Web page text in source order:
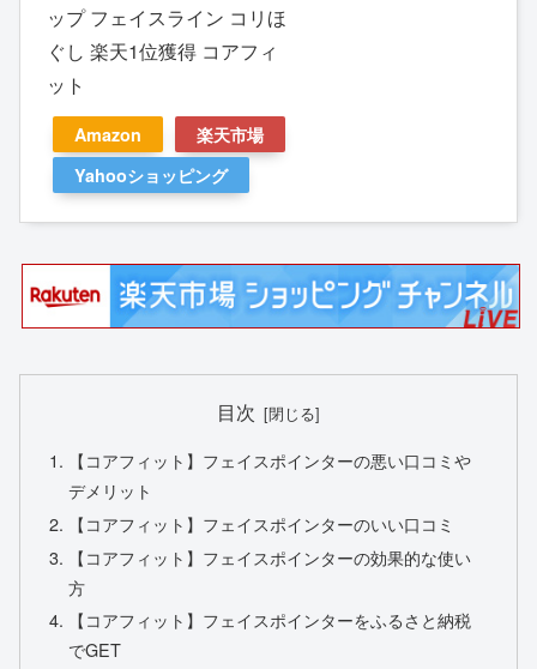
ップ フェイスライン コリほ
ぐし 楽天1位獲得 コアフィ
ット
Amazon
楽天市場
Yahooショッピング
目次
【コアフィット】フェイスポインターの悪い口コミや
デメリット
【コアフィット】フェイスポインターのいい口コミ
【コアフィット】フェイスポインターの効果的な使い
方
【コアフィット】フェイスポインターをふるさと納税
でGET